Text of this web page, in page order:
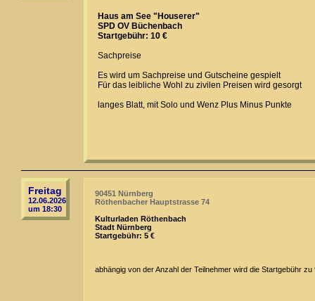
Haus am See "Houserer"
SPD OV Büchenbach
Startgebühr: 10 €
Sachpreise
Es wird um Sachpreise und Gutscheine gespielt
Für das leibliche Wohl zu zivilen Preisen wird gesorgt
langes Blatt, mit Solo und Wenz Plus Minus Punkte
Freitag
12.06.2026
um 18:30
90451 Nürnberg
Röthenbacher Hauptstrasse 74
Kulturladen Röthenbach
Stadt Nürnberg
Startgebühr: 5 €
abhängig von der Anzahl der Teilnehmer wird die Startgebühr